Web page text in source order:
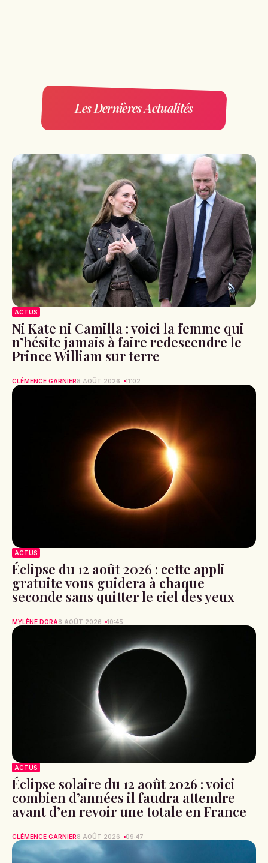
Les Dernières Actualités
ACTUS
Ni Kate ni Camilla : voici la femme qui
n’hésite jamais à faire redescendre le
Prince William sur terre
CLÉMENCE GARNIER8 AOÛT 2026 11:02
ACTUS
Éclipse du 12 août 2026 : cette appli
gratuite vous guidera à chaque
seconde sans quitter le ciel des yeux
MYLÈNE DORA8 AOÛT 2026 10:45
ACTUS
Éclipse solaire du 12 août 2026 : voici
combien d’années il faudra attendre
avant d’en revoir une totale en France
CLÉMENCE GARNIER8 AOÛT 2026 09:47